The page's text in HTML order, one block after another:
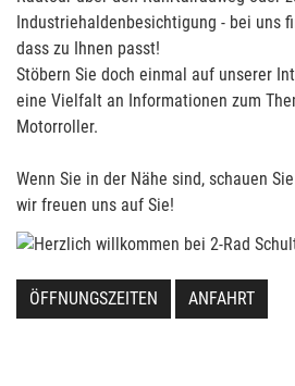
Industriehaldenbesichtigung - bei uns
dass zu Ihnen passt!
Stöbern Sie doch einmal auf unserer
eine Vielfalt an Informationen zum
Motorroller.
Wenn Sie in der Nähe sind, schauen
wir freuen uns auf Sie!
ÖFFNUNGSZEITEN ANFAHRT